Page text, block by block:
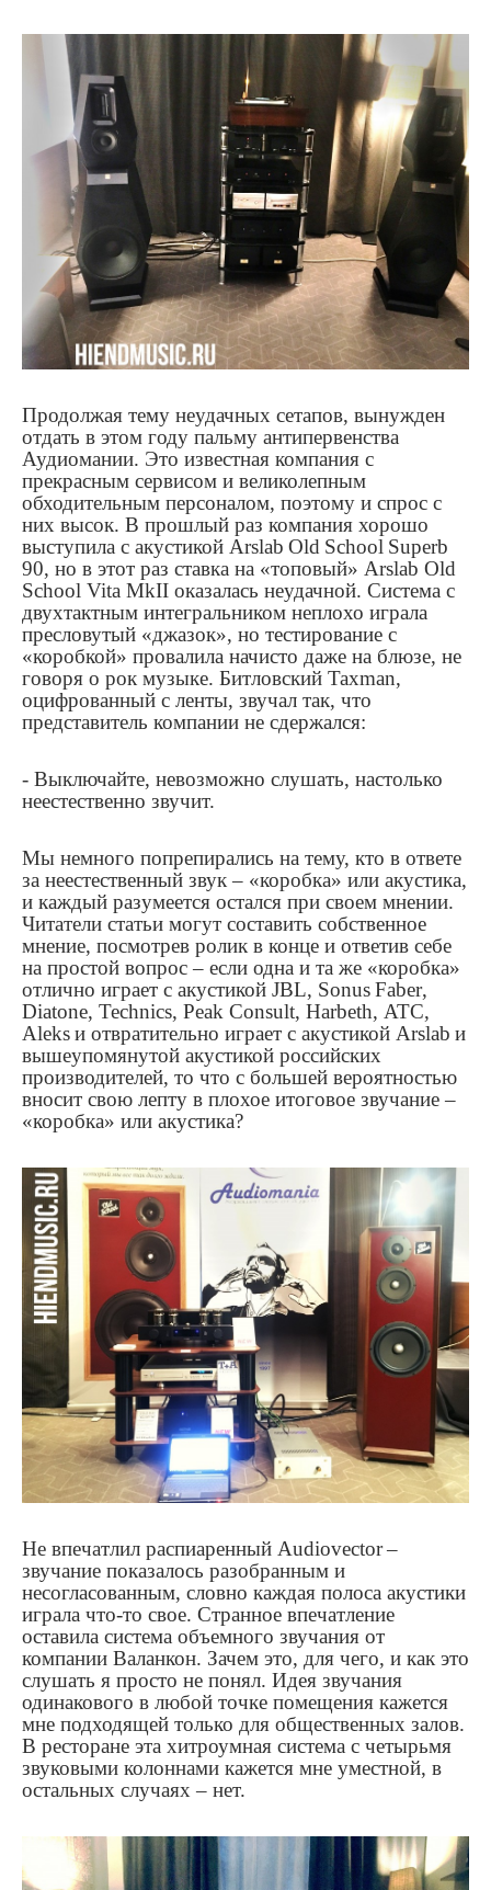
Продолжая тему неудачных сетапов, вынужден
отдать в этом году пальму антипервенства
Аудиомании. Это известная компания с
прекрасным сервисом и великолепным
обходительным персоналом, поэтому и спрос с
них высок. В прошлый раз компания хорошо
выступила с акустикой Arslab Old School Superb
90, но в этот раз ставка на «топовый» Arslab Old
School Vita MkII оказалась неудачной. Система с
двухтактным интегральником неплохо играла
пресловутый «джазок», но тестирование с
«коробкой» провалила начисто даже на блюзе, не
говоря о рок музыке. Битловский Taxman,
оцифрованный с ленты, звучал так, что
представитель компании не сдержался:
- Выключайте, невозможно слушать, настолько
неестественно звучит.
Мы немного попрепирались на тему, кто в ответе
за неестественный звук – «коробка» или акустика,
и каждый разумеется остался при своем мнении.
Читатели статьи могут составить собственное
мнение, посмотрев ролик в конце и ответив себе
на простой вопрос – если одна и та же «коробка»
отлично играет с акустикой JBL, SonusFaber,
Diatone, Technics, Peak Consult, Harbeth, ATC,
Aleksи отвратительно играет с акустикой Arslab и
вышеупомянутой акустикой российских
производителей, то что с большей вероятностью
вносит свою лепту в плохое итоговое звучание –
«коробка» или акустика?
Не впечатлил распиаренный Audiovector–
звучание показалось разобранным и
несогласованным, словно каждая полоса акустики
играла что-то свое. Странное впечатление
оставила система объемного звучания от
компании Валанкон. Зачем это, для чего, и как это
слушать я просто не понял. Идея звучания
одинакового в любой точке помещения кажется
мне подходящей только для общественных залов.
В ресторане эта хитроумная система с четырьмя
звуковыми колоннами кажется мне уместной, в
остальных случаях – нет.